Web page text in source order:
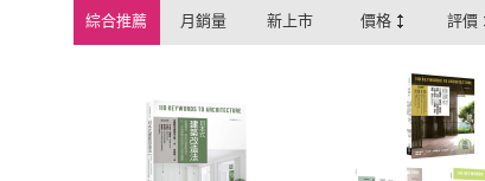
綜合推薦 月銷量 新上市 價格 評價